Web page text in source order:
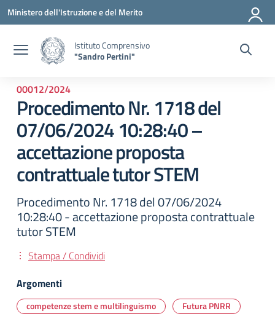
Vai ai contenuti
Vai al menu di navigazione
Vai al footer
Ministero dell'Istruzione e del Merito
Istituto Comprensivo
"Sandro Pertini"
00012/2024
Procedimento Nr. 1718 del
07/06/2024 10:28:40 –
accettazione proposta
contrattuale tutor STEM
Procedimento Nr. 1718 del 07/06/2024
10:28:40 - accettazione proposta contrattuale
tutor STEM
Stampa / Condividi
Argomenti
competenze stem e multilinguismo Futura PNRR